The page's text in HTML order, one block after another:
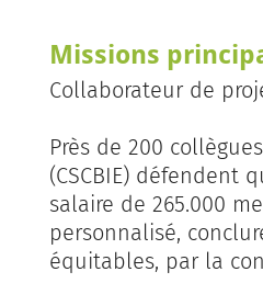
Missions
Collaborateur de
Près de 200
(CSCBIE) défendent
salaire de 265.000
personnalisé,
équitables, par la